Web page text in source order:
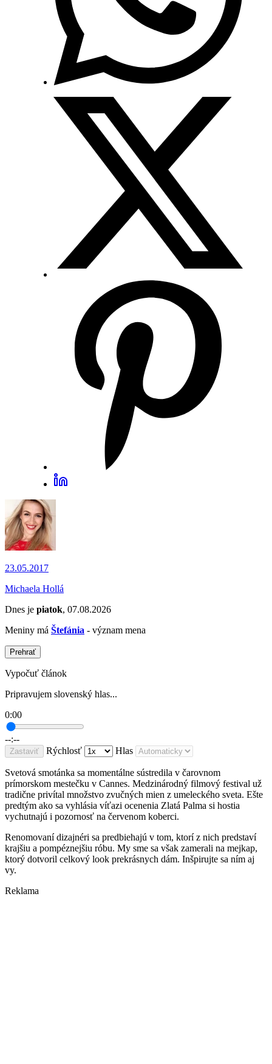
23.05.2017
Michaela Hollá
Dnes je piatok, 07.08.2026
Meniny má Štefánia - význam mena
Prehrať
Vypočuť článok
Pripravujem slovenský hlas...
0:00
--:--
Zastaviť Rýchlosť Hlas
Svetová smotánka sa momentálne sústredila v čarovnom
prímorskom mestečku v Cannes. Medzinárodný filmový festival už
tradične privítal množstvo zvučných mien z umeleckého sveta. Ešte
predtým ako sa vyhlásia víťazi ocenenia Zlatá Palma si hostia
vychutnajú i pozornosť na červenom koberci.
Renomovaní dizajnéri sa predbiehajú v tom, ktorí z nich predstaví
krajšiu a pompéznejšiu róbu. My sme sa však zamerali na mejkap,
ktorý dotvoril celkový look prekrásnych dám. Inšpirujte sa ním aj
vy.
Reklama